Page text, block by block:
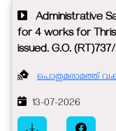
Administrative
for 4 works for
issued. G.O.
പൊതുമരാമത്ത്
13-07-2026